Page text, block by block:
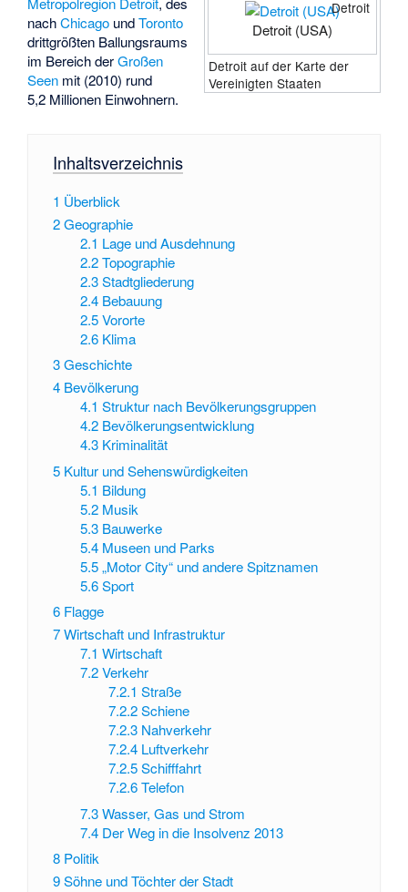
Detroit (USA)
Detroit
Detroit auf der Karte der
Vereinigten Staaten
nachChicago undToronto
drittgrößten Ballungsraums
im Bereich derGroßen
Seen mit (2010) rund
5,2 Millionen Einwohnern.
Inhaltsverzeichnis
1 Überblick
2Geographie
2.1 Lage und Ausdehnung
2.2 Topographie
2.3 Stadtgliederung
2.4 Bebauung
2.5 Vororte
2.6 Klima
3Geschichte
4 Bevölkerung
4.1 Struktur nach Bevölkerungsgruppen
4.2 Bevölkerungsentwicklung
4.3 Kriminalität
5 Kultur und Sehenswürdigkeiten
5.1 Bildung
5.2 Musik
5.3 Bauwerke
5.4 Museen und Parks
5.5 „Motor City“ und andere Spitznamen
5.6 Sport
6 Flagge
7Wirtschaft und Infrastruktur
7.1 Wirtschaft
7.2 Verkehr
7.2.1 Straße
7.2.2 Schiene
7.2.3 Nahverkehr
7.2.4 Luftverkehr
7.2.5 Schifffahrt
7.2.6 Telefon
7.3 Wasser, Gas und Strom
7.4 Der Weg in die Insolvenz 2013
8 Politik
9Söhne und Töchter der Stadt